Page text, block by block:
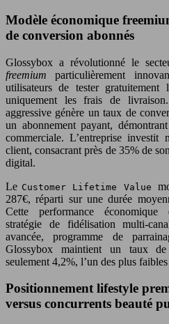
Modèle économique
de conversion abonnés
Glossybox a révolutionné le
freemiumparticulièrement
utilisateurs de tester
uniquement les frais de
aggressive génère un taux de
un abonnement payant,
commerciale. L’entreprise investit
client, consacrant près de 35% de
digital.
Le Customer Lifetime Value
287€, réparti sur une durée
Cette performance économique
stratégie de fidélisation multi-
avancée, programme de
Glossybox maintient un taux de
seulement 4,2%, l’un des plus
Positionnement lifestyle
versus concurrents beauté